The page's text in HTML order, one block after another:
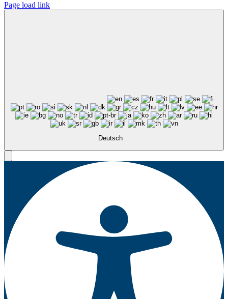
Page load link
Deutsch